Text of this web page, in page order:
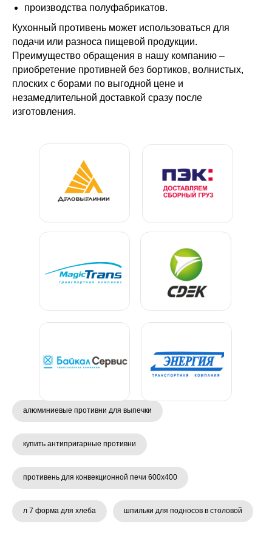
производства полуфабрикатов.
Кухонный противень может использоваться для
подачи или разноса пищевой продукции.
Преимущество обращения в нашу компанию –
приобретение противней без бортиков, волнистых,
плоских с борами по выгодной цене и
незамедлительной доставкой сразу после
изготовления.
алюминиевые противни для выпечки
купить антипригарные противни
противень для конвекционной печи 600х400
л 7 форма для хлеба шпильки для подносов в столовой